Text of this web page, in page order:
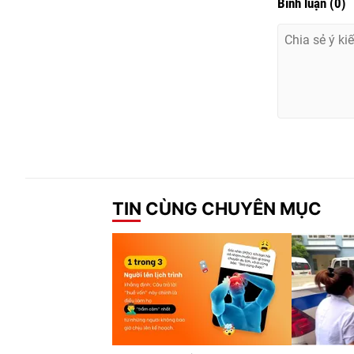
TIN CÙNG CHUYÊN MỤC